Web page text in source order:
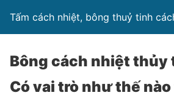
Tấm cách nhiệt, bông thuỷ tinh
Bông cách nhiệt thủy
Có vai trò như thế